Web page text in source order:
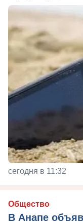
сегодня в 11:32
Общество
В Анапе